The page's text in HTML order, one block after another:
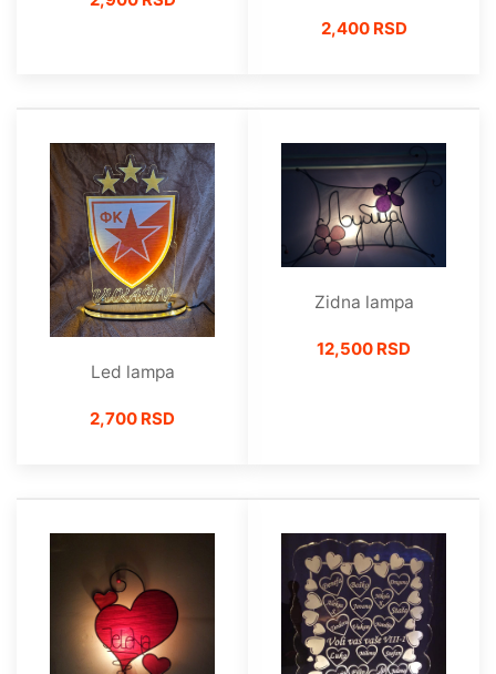
2,400 RSD
Led lampa
2,700 RSD
Zidna lampa
12,500 RSD